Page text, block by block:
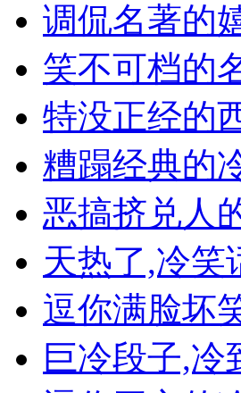
调侃名著的
笑不可档的
特没正经的
糟蹋经典的
恶搞挤兑人
天热了,冷笑
逗你满脸坏
巨冷段子,冷